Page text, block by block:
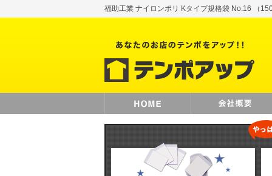
福助工業 ナイロンポリ Kタイプ規格袋 No.16 （